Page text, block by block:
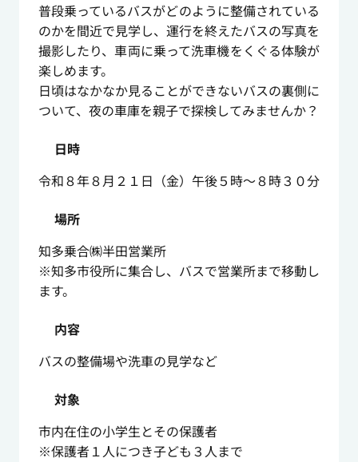
普段乗っているバスがどのように整備されている
のかを間近で見学し、運行を終えたバスの写真を
撮影したり、車両に乗って洗車機をくぐる体験が
楽しめます。
日頃はなかなか見ることができないバスの裏側に
ついて、夜の車庫を親子で探検してみませんか？
日時
令和８年８月２１日（金）午後５時～８時３０分
場所
知多乗合㈱半田営業所
※知多市役所に集合し、バスで営業所まで移動し
ます。
内容
バスの整備場や洗車の見学など
対象
市内在住の小学生とその保護者
※保護者１人につき子ども３人まで